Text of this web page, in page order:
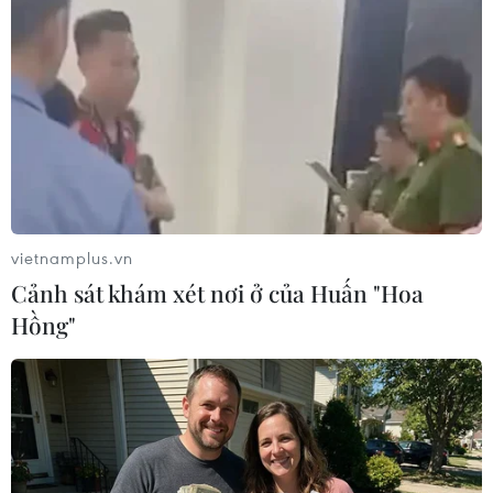
Việt Nam lần đầu tổ chức liên hoan
phim dành cho những tài năng mới
22/12/2014 08:35
CƠ QUAN CHỦ QUẢN: THÔNG TẤN XÃ VIỆT NAM
Tổng Biên tập: TRẦN TIẾN DUẨN
vietnamplus.vn
Cảnh sát khám xét nơi ở của Huấn "Hoa
Hồng"